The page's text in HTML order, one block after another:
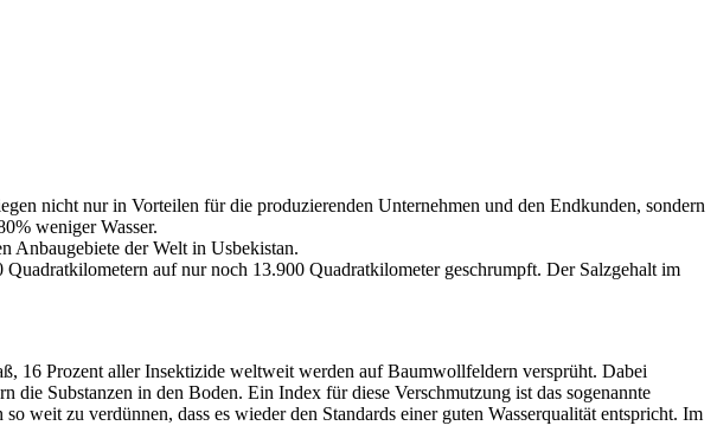
nicht nur in Vorteilen für die produzierenden Unternehmen und den Endkunden, sondern
weniger Wasser.
Anbaugebiete der Welt in Usbekistan.
auf nur noch 13.900 Quadratkilometer geschrumpft. Der Salzgehalt im
16 Prozent aller Insektizide weltweit werden auf Baumwollfeldern versprüht. Dabei
Substanzen in den Boden. Ein Index für diese Verschmutzung ist das sogenannte
weit zu verdünnen, dass es wieder den Standards einer guten Wasserqualität entspricht. Im